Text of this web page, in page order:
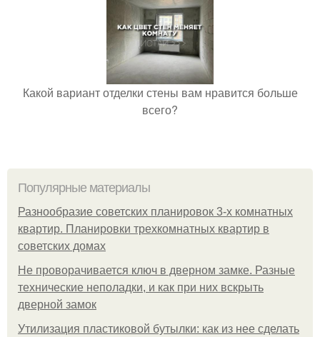
Какой вариант отделки стены вам нравится больше
всего?
Популярные материалы
Разнообразие советских планировок 3-х комнатных
квартир. Планировки трехкомнатных квартир в
советских домах
Не проворачивается ключ в дверном замке. Разные
технические неполадки, и как при них вскрыть
дверной замок
Утилизация пластиковой бутылки: как из нее сделать